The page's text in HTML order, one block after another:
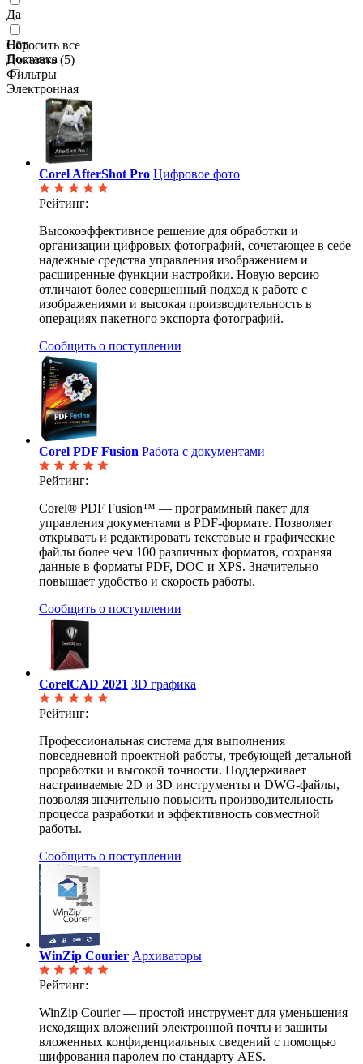
Да
Нет
Доставка
Электронная
Сбросить все
Показать (5)
Фильтры
Corel AfterShot Pro Цифровое фото
Рейтинг:
Высокоэффективное решение для обработки и
организации цифровых фотографий, сочетающее в себе
надежные средства управления изображением и
расширенные функции настройки. Новую версию
отличают более совершенный подход к работе с
изображениями и высокая производительность в
операциях пакетного экспорта фотографий.
Сообщить о поступлении
Corel PDF Fusion Работа с документами
Рейтинг:
Corel® PDF Fusion™ — программный пакет для
управления документами в PDF-формате. Позволяет
открывать и редактировать текстовые и графические
файлы более чем 100 различных форматов, сохраняя
данные в форматы PDF, DOC и XPS. Значительно
повышает удобство и скорость работы.
Сообщить о поступлении
CorelCAD 2021 3D графика
Рейтинг:
Профессиональная система для выполнения
повседневной проектной работы, требующей детальной
проработки и высокой точности. Поддерживает
настраиваемые 2D и 3D инструменты и DWG-файлы,
позволяя значительно повысить производительность
процесса разработки и эффективность совместной
работы.
Сообщить о поступлении
WinZip Courier Архиваторы
Рейтинг:
WinZip Courier — простой инструмент для уменьшения
исходящих вложений электронной почты и защиты
вложенных конфиденциальных сведений с помощью
шифрования паролем по стандарту AES.